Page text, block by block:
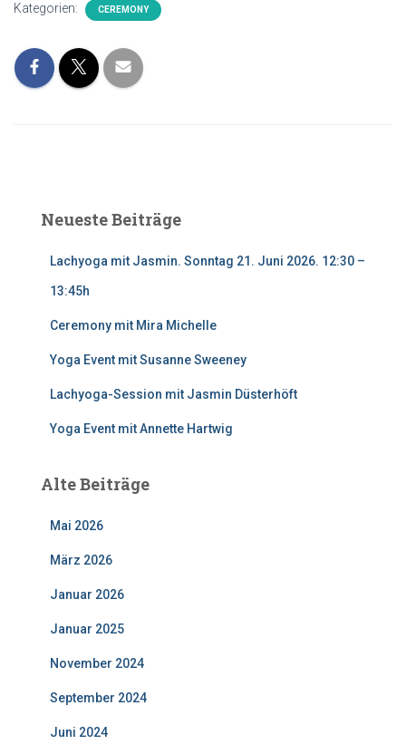
Kategorien: CEREMONY
Neueste Beiträge
Lachyoga mit Jasmin. Sonntag 21. Juni 2026. 12:30 –
13:45h
Ceremony mit Mira Michelle
Yoga Event mit Susanne Sweeney
Lachyoga-Session mit Jasmin Düsterhöft
Yoga Event mit Annette Hartwig
Alte Beiträge
Mai 2026
März 2026
Januar 2026
Januar 2025
November 2024
September 2024
Juni 2024